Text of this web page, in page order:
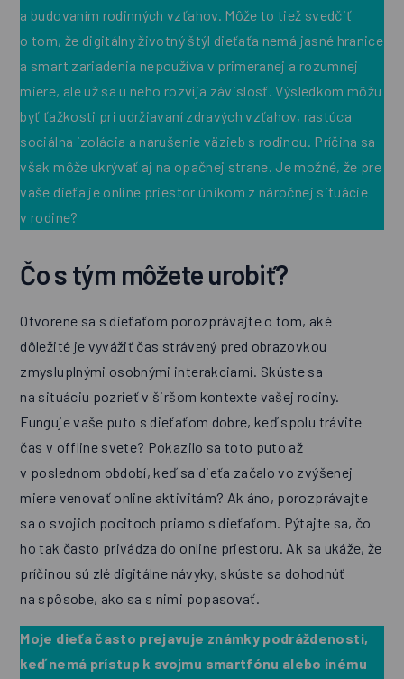
a budovaním rodinných vzťahov. Môže to tiež svedčiť
o tom, že digitálny životný štýl dieťaťa nemá jasné hranice
a smart zariadenia nepoužíva v primeranej a rozumnej
miere, ale už sa u neho rozvíja závislosť. Výsledkom môžu
byť ťažkosti pri udržiavaní zdravých vzťahov, rastúca
sociálna izolácia a narušenie väzieb s rodinou. Príčina sa
však môže ukrývať aj na opačnej strane. Je možné, že pre
vaše dieťa je online priestor únikom z náročnej situácie
v rodine?
Čo s tým môžete urobiť?
Otvorene sa s dieťaťom porozprávajte o tom, aké
dôležité je vyvážiť čas strávený pred obrazovkou
zmysluplnými osobnými interakciami. Skúste sa
na situáciu pozrieť v širšom kontexte vašej rodiny.
Funguje vaše puto s dieťaťom dobre, keď spolu trávite
čas v offline svete? Pokazilo sa toto puto až
v poslednom období, keď sa dieťa začalo vo zvýšenej
miere venovať online aktivitám? Ak áno, porozprávajte
sa o svojich pocitoch priamo s dieťaťom. Pýtajte sa, čo
ho tak často privádza do online priestoru. Ak sa ukáže, že
príčinou sú zlé digitálne návyky, skúste sa dohodnúť
na spôsobe, ako sa s nimi popasovať.
Moje dieťa často prejavuje známky podráždenosti,
keď nemá prístup k svojmu smartfónu alebo inému